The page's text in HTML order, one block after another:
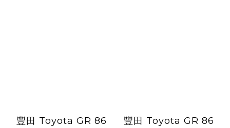
豐田 Toyota GR 86
豐田 Toyota GR 86